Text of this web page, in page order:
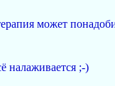
может
налаживается ;-)